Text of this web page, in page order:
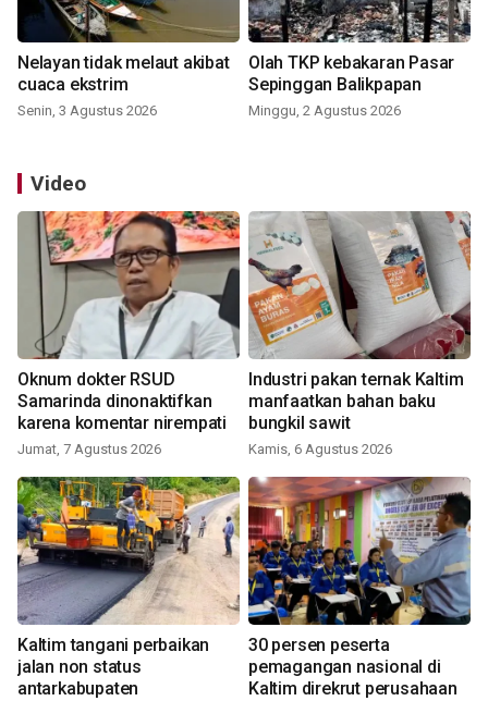
Nelayan tidak melaut akibat
cuaca ekstrim
Senin, 3 Agustus 2026
Olah TKP kebakaran Pasar
Sepinggan Balikpapan
Minggu, 2 Agustus 2026
Video
Oknum dokter RSUD
Samarinda dinonaktifkan
karena komentar nirempati
Jumat, 7 Agustus 2026
Industri pakan ternak Kaltim
manfaatkan bahan baku
bungkil sawit
Kamis, 6 Agustus 2026
Kaltim tangani perbaikan
jalan non status
antarkabupaten
30 persen peserta
pemagangan nasional di
Kaltim direkrut perusahaan